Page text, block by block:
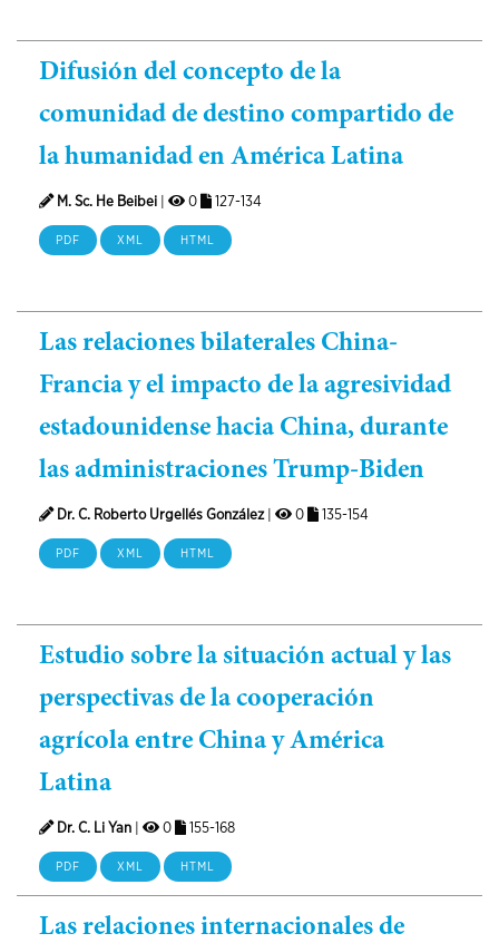
Difusión del concepto de la
comunidad de destino compartido de
la humanidad en América Latina
M. Sc. He Beibei 0 127-134
PDF XML HTML
Las relaciones bilaterales China-
Francia y el impacto de la agresividad
estadounidense hacia China, durante
las administraciones Trump-Biden
Dr. C. Roberto Urgellés González| 0 135-154
PDF XML HTML
Estudio sobre la situación actual y las
perspectivas de la cooperación
agrícola entre China y América
Latina
Dr. C. Li Yan 0 155-168
PDF XML HTML
Las relaciones internacionales de